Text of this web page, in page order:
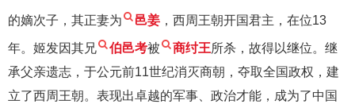
的嫡次子，其正妻为 邑姜 ，西周王朝开国君主，在位13
年。姬发因其兄 伯邑考被 商纣王所杀，故得以继位。继
承父亲遗志，于公元前11世纪消灭商朝，夺取全国政权，建
立了西周王朝。表现出卓越的军事、政治才能，成为了中国